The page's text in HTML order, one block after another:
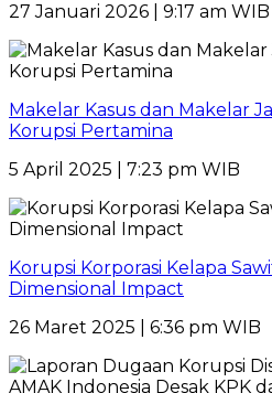
27 Januari 2026 | 9:17 am WIB
Makelar Kasus dan Makelar
Korupsi Pertamina
5 April 2025 | 7:23 pm WIB
Korupsi Korporasi Kelapa
Dimensional Impact
26 Maret 2025 | 6:36 pm WIB